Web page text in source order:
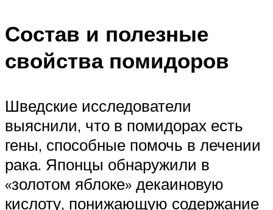
Состав и полезные
свойства помидоров
Шведские исследователи
выяснили, что в помидорах есть
гены, способные помочь в лечении
рака. Японцы обнаружили в
«золотом яблоке» декаиновую
кислоту, понижающую содержание